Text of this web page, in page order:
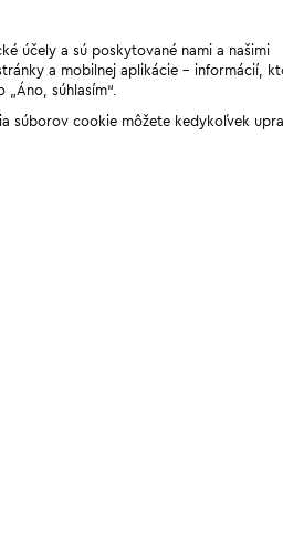
účely a sú poskytované nami a našimi
a mobilnej aplikácie - informácií,
súhlasím“.
súborov cookie môžete kedykoľvek